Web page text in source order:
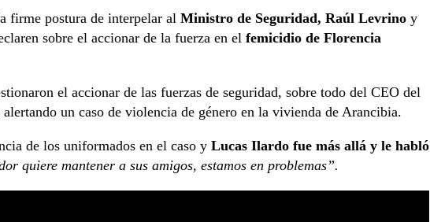
firme postura de interpelar al Ministro de Seguridad, Raúl Levrino y
sobre el accionar de la fuerza en el femicidio de Florencia
el accionar de las fuerzas de seguridad, sobre todo del CEO del
un caso de violencia de género en la vivienda de Arancibia.
de los uniformados en el caso y Lucas Ilardo fue más allá y le habló
quiere mantener a sus amigos, estamos en problemas”.